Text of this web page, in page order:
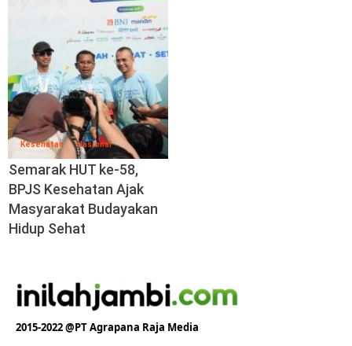
Kesehatan Nasional
Semarak HUT ke-58,
BPJS Kesehatan Ajak
Masyarakat Budayakan
Hidup Sehat
2015-2022 @PT Agrapana Raja Media